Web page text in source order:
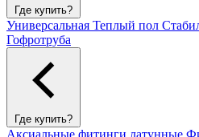
Где купить?
Универсальная Теплый пол
Гофротруба
Где купить?
Аксиальные фитинги латунные